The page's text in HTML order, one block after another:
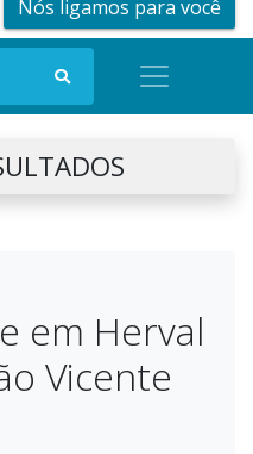
Nós ligamos para você
em Herval
Vicente